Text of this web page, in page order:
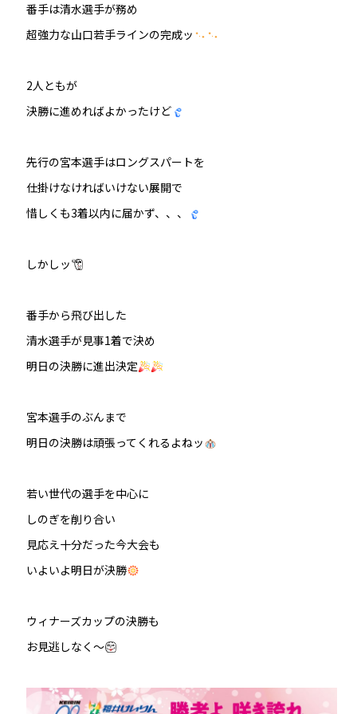
番手は清水選手が務め
超強力な山口若手ラインの完成ッ
2人ともが
決勝に進めればよかったけど
先行の宮本選手はロングスパートを
仕掛けなければいけない展開で
惜しくも3着以内に届かず、、、
しかしッ
番手から飛び出した
清水選手が見事1着で決め
明日の決勝に進出決定
宮本選手のぶんまで
明日の決勝は頑張ってくれるよねッ
若い世代の選手を中心に
しのぎを削り合い
見応え十分だった今大会も
いよいよ明日が決勝
ウィナーズカップの決勝も
お見逃しなく〜